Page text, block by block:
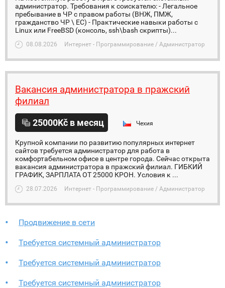
администратор. Требования к соискателю: - Легальное
пребывание в ЧР с правом работы (ВНЖ, ПМЖ,
гражданство ЧР \ ЕС) - Практические навыки работы с
Linux или FreeBSD (консоль, ssh\bash скрипты)...
08.08.2026 Интернет - Программирование / Администратор
Вакансия администратора в пражский
филиал
25000Kč в месяц Чехия
Крупной компании по развитию популярных интернет
сайтов требуется администратор для работа в
комфортабельном офисе в центре города. Сейчас открыта
вакансия администратора в пражский филиал. ГИБКИЙ
ГРАФИК, ЗАРПЛАТА ОТ 25000 КРОН. Условия к ...
28.07.2026 Интернет - Программирование / Администратор
Продвижение в сети
Требуется системный администратор
Требуется системный администратор
Требуется системный администратор